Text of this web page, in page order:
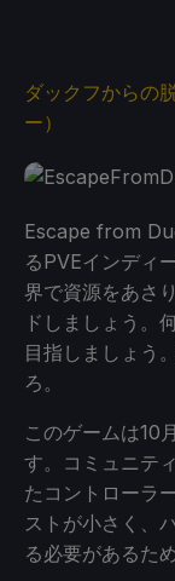
ダックフからの
ー）
Escape from
るPVEインディ
界で資源をあさ
ドしましょう。
目指しましょう
ろ。
このゲームは10
す。コミュニテ
たコントローラ
ストが小さく、
る必要があるた